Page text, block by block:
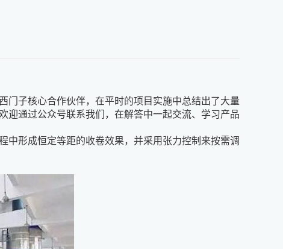
门子核心合作伙伴，在平时的项目实施中总结出了大量
迎通过公众号联系我们，在解答中一起交流、学习产品
形成恒定等距的收卷效果，并采用张力控制来按需调